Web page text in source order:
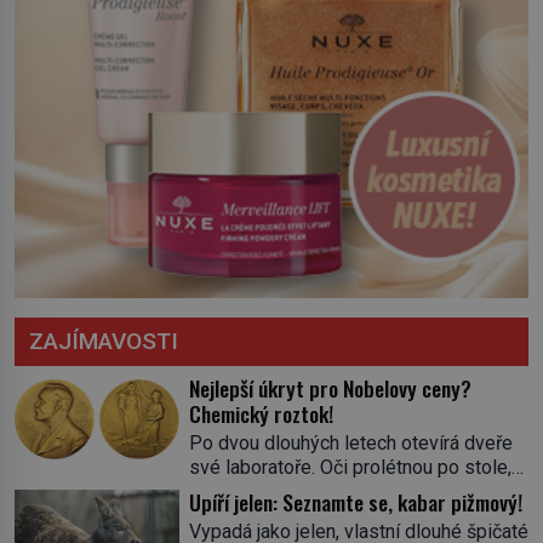
ZAJÍMAVOSTI
Nejlepší úkryt pro Nobelovy ceny?
Chemický roztok!
Po dvou dlouhých letech otevírá dveře
své laboratoře. Oči prolétnou po stole,
aby pak ulpěly na regálu, kde se nachází
všemožné látky. Hledá žluto-oranžovou
Upíří jelen: Seznamte se, kabar pižmový!
Vypadá jako jelen, vlastní dlouhé špičaté